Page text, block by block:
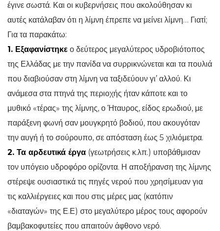
έγινε σωστά. Και οι κυβερνήσεις που ακολούθησαν κι
αυτές κατάλαβαν ότι η λίμνη έπρεπε να μείνει λίμνη… Γιατί;
Για τα παρακάτω:
1. Εξαφανίστηκε ο δεύτερος μεγαλύτερος υδροβιότοπος
της Ελλάδας με την πανίδα να συρρικνώνεται και τα πουλιά
που διαβιούσαν στη λίμνη να ταξιδεύουν γι’ αλλού. Κι
ανάμεσα στα πτηνά της περιοχής ήταν κάποτε και το
μυθικό «τέρας» της λίμνης, ο Ήταυρος, είδος ερωδιού, με
παράξενη φωνή σαν μουγκρητό βοδιού, που ακουγόταν
την αυγή ή το σούρουπο, σε απόσταση έως 5 χιλιόμετρα.
2. Τα αρδευτικά έργα (γεωτρήσεις κ.λπ.) υποβάθμισαν
τον υπόγειο υδροφόρο ορίζοντα. Η αποξήρανση της λίμνης
στέρεψε ουσιαστικά τις πηγές νερού που χρησίμευαν για
τις καλλιέργειες και που στις μέρες μας (κατόπιν
«διαταγών» της Ε.Ε) στο μεγαλύτερο μέρος τους αφορούν
βαμβακοφυτείες που απαιτούν άφθονο νερό.